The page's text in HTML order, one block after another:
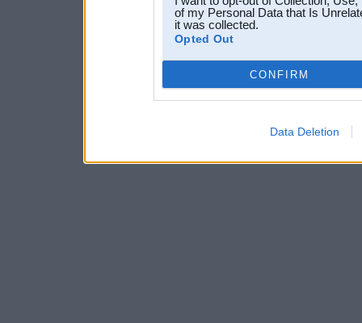
of my Personal Data that Is
it was collected.
Opted Out
CONFIRM
Data Deletion